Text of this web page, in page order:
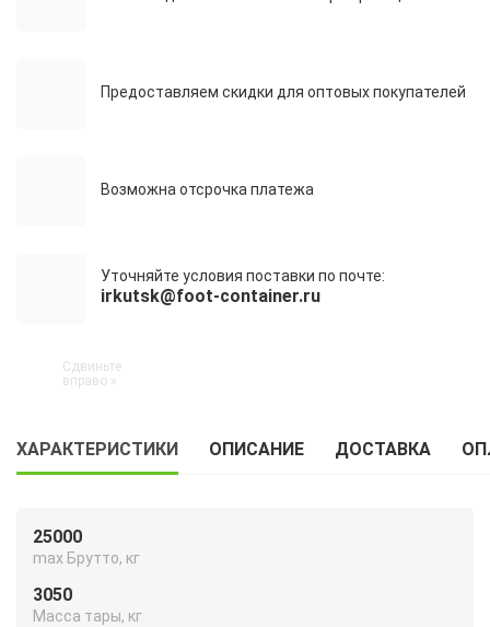
Предоставляем скидки для оптовых покупателей
Возможна отсрочка платежа
Уточняйте условия поставки по почте:
irkutsk@foot-container.ru
ХАРАКТЕРИСТИКИ ОПИСАНИЕ ДОСТАВКА
25000
max Брутто, кг
3050
Масса тары, кг